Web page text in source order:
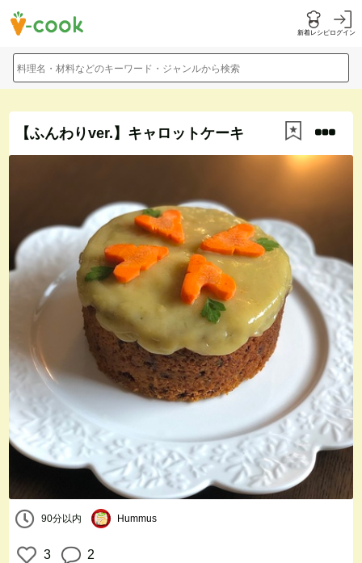
新着レシピログイン
料理名・材料などのキーワード・ジャンルから検索
【ふんわりver.】キャロットケーキ
90分以内 Hummus
3
2